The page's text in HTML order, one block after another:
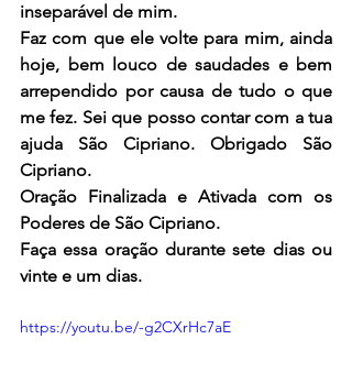
inseparável de mim.
Faz com que ele volte para mim, ainda
hoje, bem louco de saudades e bem
arrependido por causa de tudo o que
me fez. Sei que posso contar com a tua
ajuda São Cipriano. Obrigado São
Cipriano.
Oração Finalizada e Ativada com os
Poderes de São Cipriano.
Faça essa oração durante sete dias ou
vinte e um dias.
https://youtu.be/-g2CXrHc7aE